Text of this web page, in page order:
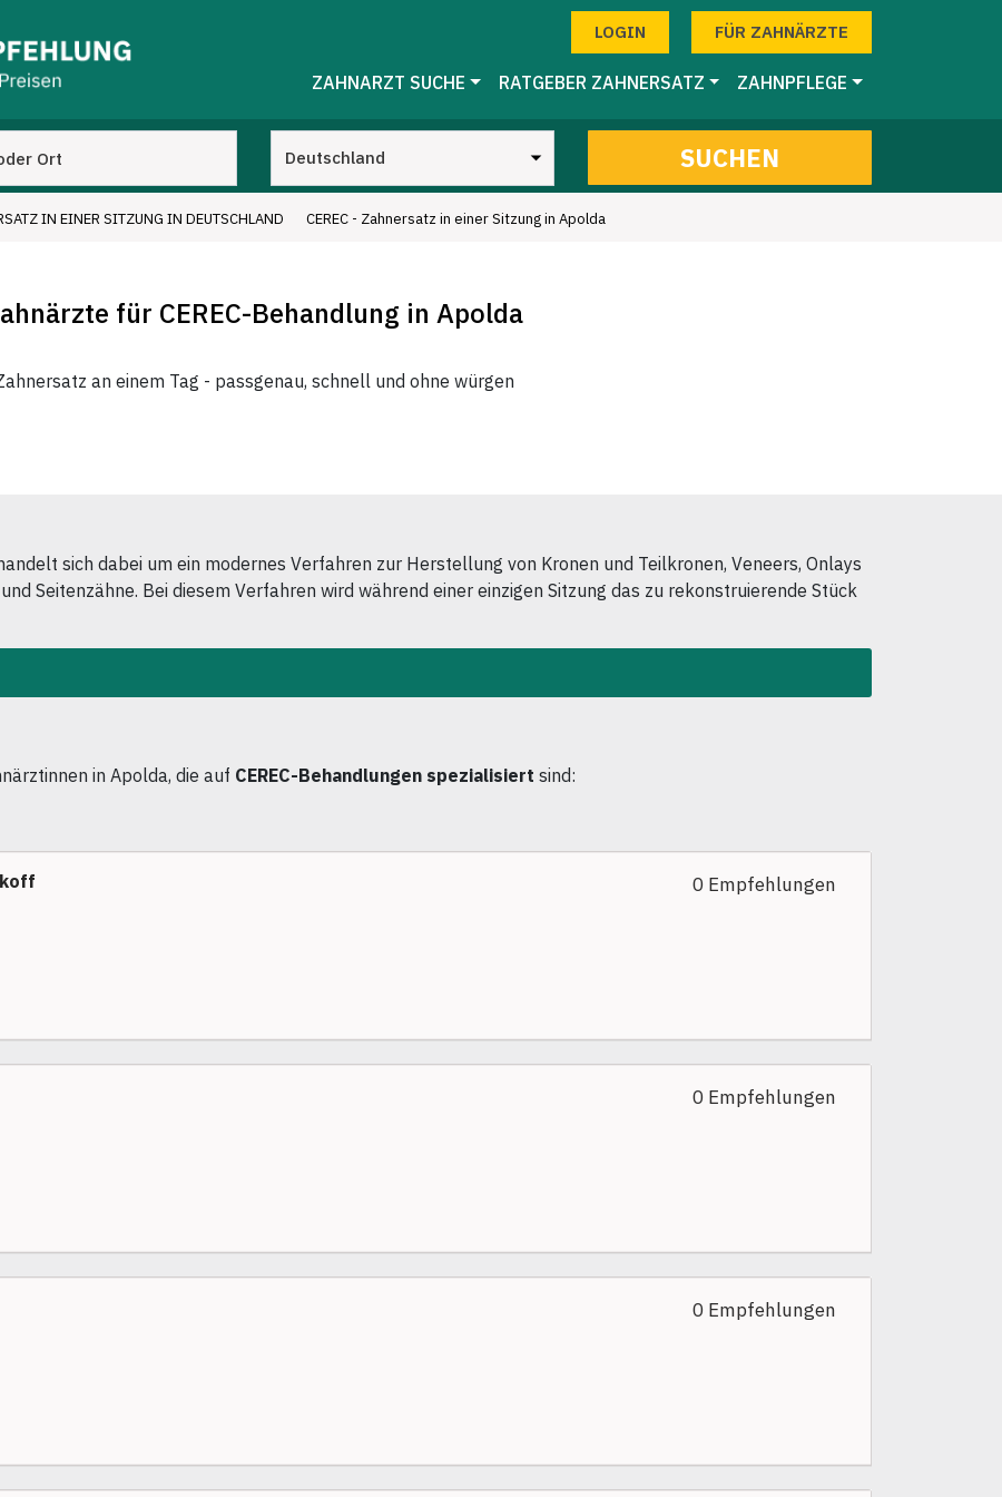
LOGIN FÜR ZAHNÄRZTE
ZAHNARZT SUCHE RATGEBER ZAHNERSATZ ZAHNPFLEGE
SUCHEN
IN EINER SITZUNG IN DEUTSCHLAND CEREC - Zahnersatz in einer Sitzung in Apolda
für CEREC-Behandlung in Apolda
an einem Tag - passgenau, schnell und ohne würgen
sich dabei um ein modernes Verfahren zur Herstellung von Kronen und Teilkronen, Veneers, Onlays
Seitenzähne. Bei diesem Verfahren wird während einer einzigen Sitzung das zu rekonstruierende Stück
in Apolda, die auf CEREC-Behandlungen spezialisiert sind:
0 Empfehlungen
0 Empfehlungen
0 Empfehlungen